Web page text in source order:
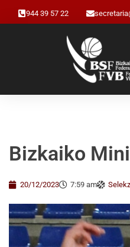
944 39 57 22
Bizkaiko
20/12/2023 7:59 am